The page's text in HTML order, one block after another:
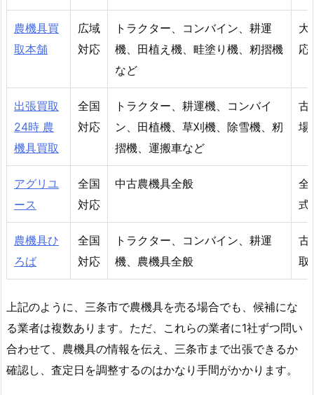
農機具買
取本舗
広域
対応
トラクター、コンバイン、耕運
機、田植え機、畦塗り機、籾摺機
など
大
応
出張買取
24時 農
機具買取
全国
対応
トラクター、耕運機、コンバイ
ン、田植機、草刈機、除雪機、籾
摺機、運搬車など
古
場
アグリユ
ース
全国
対応
中古農機具全般
全
式
農機具ひ
ろば
全国
対応
トラクター、コンバイン、耕運
機、農機具全般
古
取
上記のように、三条市で農機具を売る場合でも、候補にな
る業者は複数あります。ただ、これらの業者に1社ずつ問い
合わせて、農機具の情報を伝え、三条市まで出張できるか
確認し、査定日を調整するのはかなり手間がかかります。